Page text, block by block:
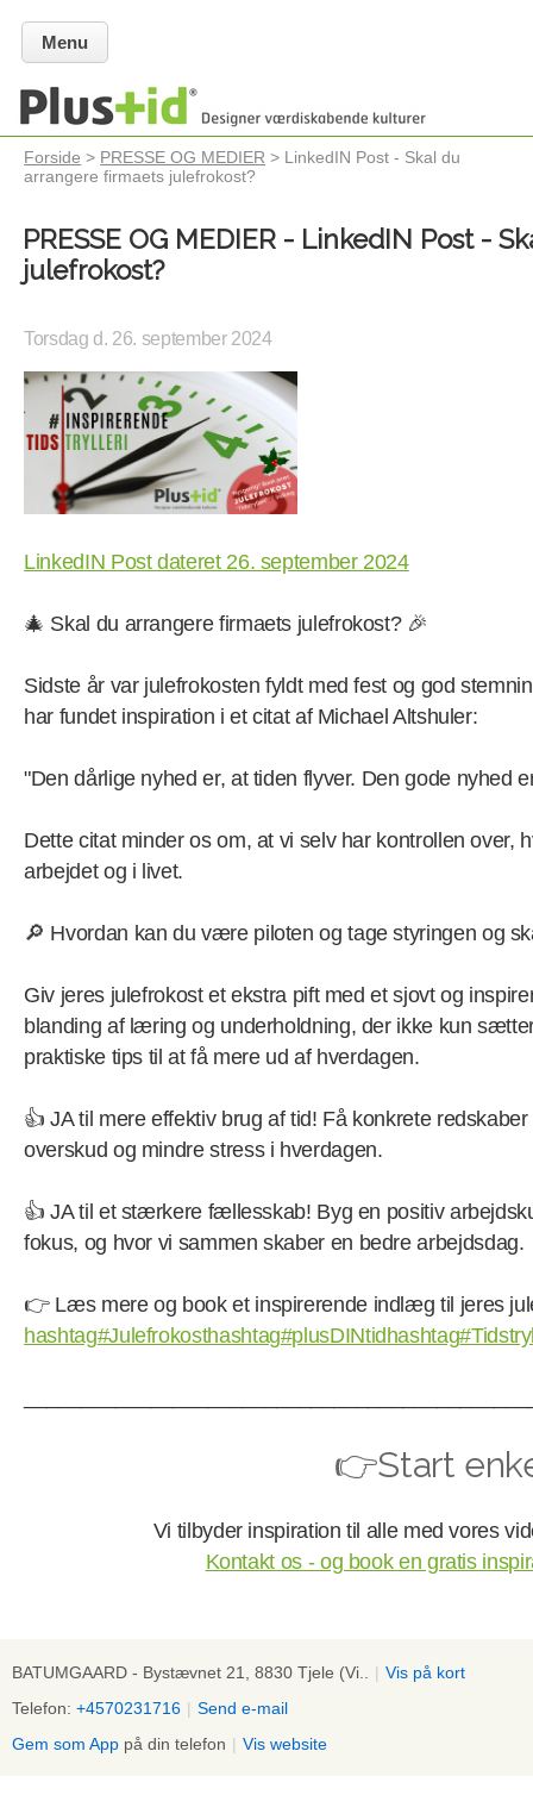
Menu
Forside > PRESSE OG MEDIER > LinkedIN Post - Skal du
arrangere firmaets julefrokost?
PRESSE OG MEDIER - LinkedIN Post -
julefrokost?
Torsdag d. 26. september 2024
LinkedIN Post dateret 26. september 2024
🎄 Skal du arrangere firmaets julefrokost? 🎉
Sidste år var julefrokosten fyldt med fest og god
har fundet inspiration i et citat af Michael Altshuler:
"Den dårlige nyhed er, at tiden flyver. Den gode nyhed
Dette citat minder os om, at vi selv har kontrollen over,
arbejdet og i livet.
🔎 Hvordan kan du være piloten og tage styringen og
Giv jeres julefrokost et ekstra pift med et sjovt og
blanding af læring og underholdning, der ikke kun
praktiske tips til at få mere ud af hverdagen.
👍 JA til mere effektiv brug af tid! Få konkrete
overskud og mindre stress i hverdagen.
👍 JA til et stærkere fællesskab! Byg en positiv
fokus, og hvor vi sammen skaber en bedre arbejdsdag.
👉 Læs mere og book et inspirerende indlæg til jeres
hashtag#Julefrokosthashtag#plusDINtid hashtag
👉Start
Vi tilbyder inspiration til alle med vores
Kontakt os - og book en gratis
BATUMGAARD - Bystævnet 21, 8830 Tjele (Vi.. | Vis på kort
Telefon: +4570231716 | Send e-mail
Gem som App på din telefon | Vis website